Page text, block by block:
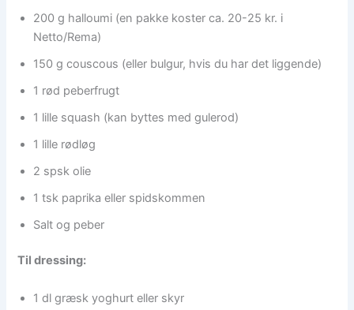
200 g halloumi (en pakke koster ca. 20-25 kr. i
Netto/Rema)
150 g couscous (eller bulgur, hvis du har det liggende)
1 rød peberfrugt
1 lille squash (kan byttes med gulerod)
1 lille rødløg
2 spsk olie
1 tsk paprika eller spidskommen
Salt og peber
Til dressing:
1 dl græsk yoghurt eller skyr